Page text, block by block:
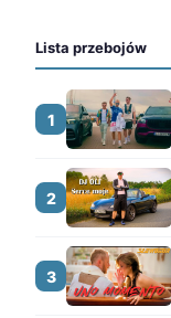
Lista przebojów
1
2
3